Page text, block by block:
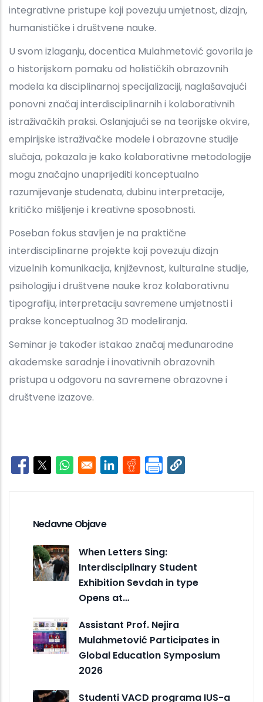
integrativne pristupe koji povezuju umjetnost, dizajn,
humanističke i društvene nauke.
U svom izlaganju, docentica Mulahmetović govorila je
o historijskom pomaku od holističkih obrazovnih
modela ka disciplinarnoj specijalizaciji, naglašavajući
ponovni značaj interdisciplinarnih i kolaborativnih
istraživačkih praksi. Oslanjajući se na teorijske okvire,
empirijske istraživačke modele i obrazovne studije
slučaja, pokazala je kako kolaborativne metodologije
mogu značajno unaprijediti konceptualno
razumijevanje studenata, dubinu interpretacije,
kritičko mišljenje i kreativne sposobnosti.
Poseban fokus stavljen je na praktične
interdisciplinarne projekte koji povezuju dizajn
vizuelnih komunikacija, književnost, kulturalne studije,
psihologiju i društvene nauke kroz kolaborativnu
tipografiju, interpretaciju savremene umjetnosti i
prakse konceptualnog 3D modeliranja.
Seminar je također istakao značaj međunarodne
akademske saradnje i inovativnih obrazovnih
pristupa u odgovoru na savremene obrazovne i
društvene izazove.
Opens in a new window
Opens in a new window
Opens in a new window
Opens in a new window
Opens in a new window
Nedavne Objave
When Letters Sing:
Interdisciplinary Student
Exhibition Sevdah in type
Opens at…
Assistant Prof. Nejira
Mulahmetović Participates in
Global Education Symposium
2026
Studenti VACD programa IUS-a